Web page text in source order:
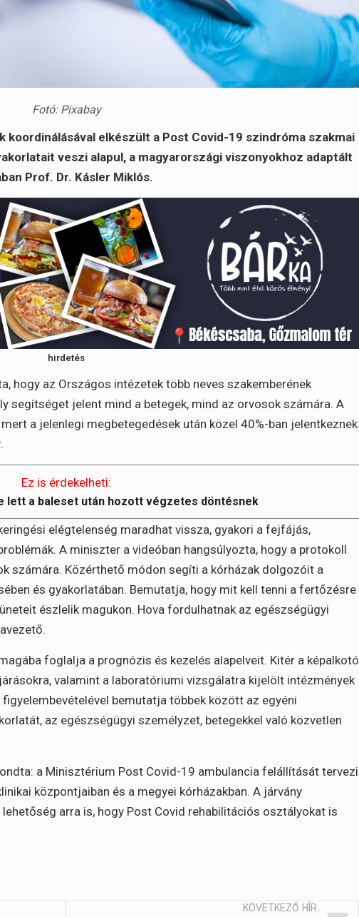
Fotó: Pixabay
elkészült a Post Covid-19 szindróma szakmai
veszi alapul, a magyarországi viszonyokhoz adaptált
Prof. Dr. Kásler Miklós.
hirdetés
hogy az Országos intézetek több neves szakemberének
segítséget jelent mind a betegek, mind az orvosok számára. A
a jelenlegi megbetegedések után közel 40%-ban jelentkeznek
Ez is érdekelheti:
lett a baleset után hozott végzetes döntésnek
elégtelenség maradhat vissza, gyakori a fejfájás,
A miniszter a videóban hangsúlyozta, hogy a protokoll
számára. Közérthető módon segíti a kórházak dolgozóit a
és gyakorlatában. Bemutatja, hogy mit kell tenni a fertőzésre
észlelik magukon. Hova fordulhatnak az egészségügyi
foglalja a prognózis és kezelés alapelveit. Kitér a képalkotó
valamint a laboratóriumi vizsgálatra kijelölt intézmények
bemutatja többek között az egyéni
az egészségügyi személyzet, betegekkel való közvetlen
a Minisztérium Post Covid-19 ambulancia felállítását tervezi
központjaiban és a megyei kórházakban. A járvány
arra is, hogy Post Covid rehabilitációs osztályokat is
KÖVETKEZŐ HÍR